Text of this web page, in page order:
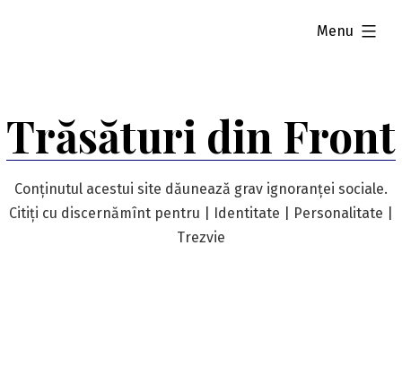
Trăsături din Front
Conținutul acestui site dăunează grav ignoranței sociale.
Citiți cu discernămînt pentru | Identitate | Personalitate |
Trezvie
Menu
expanded